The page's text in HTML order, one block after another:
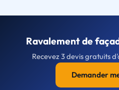
Ravalement de
Recevez 3 devis gratuits
Demander